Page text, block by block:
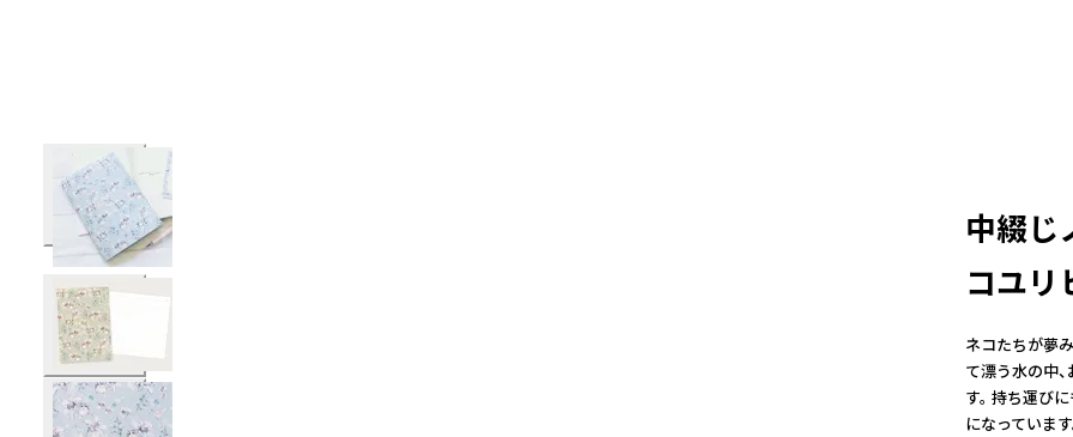
中綴じ
コユリ
ネコたちが夢
て漂う水の中
す。 持ち運び
になっています